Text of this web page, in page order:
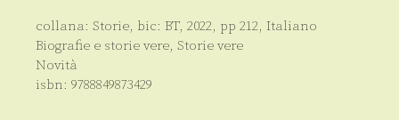
collana: Storie, bic: BT, 2022, pp 212, Italiano
Biografie e storie vere, Storie vere
Novità
isbn: 9788849873429